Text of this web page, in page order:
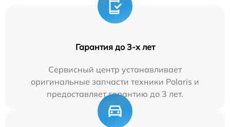
Гарантия до 3-х лет
Сервисный центр устанавливает
оригинальные запчасти техники Polaris и
предоставляет гарантию до 3 лет.